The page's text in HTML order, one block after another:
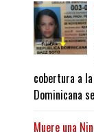
cobertura a
Dominicana
Muere una